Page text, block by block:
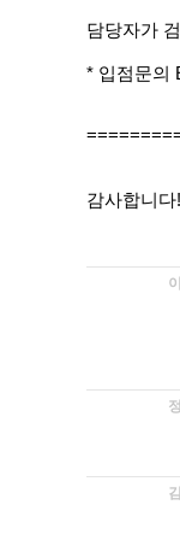
담당자가
* 입점문의
감사합니다!